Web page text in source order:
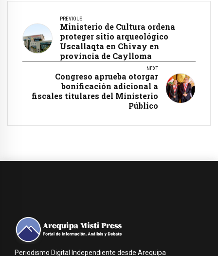
PREVIOUS
Ministerio de Cultura ordena
proteger sitio arqueológico
Uscallaqta en Chivay en
provincia de Caylloma
NEXT
Congreso aprueba otorgar
bonificación adicional a
fiscales titulares del Ministerio
Público
Periodismo Digital Independiente desde Arequipa